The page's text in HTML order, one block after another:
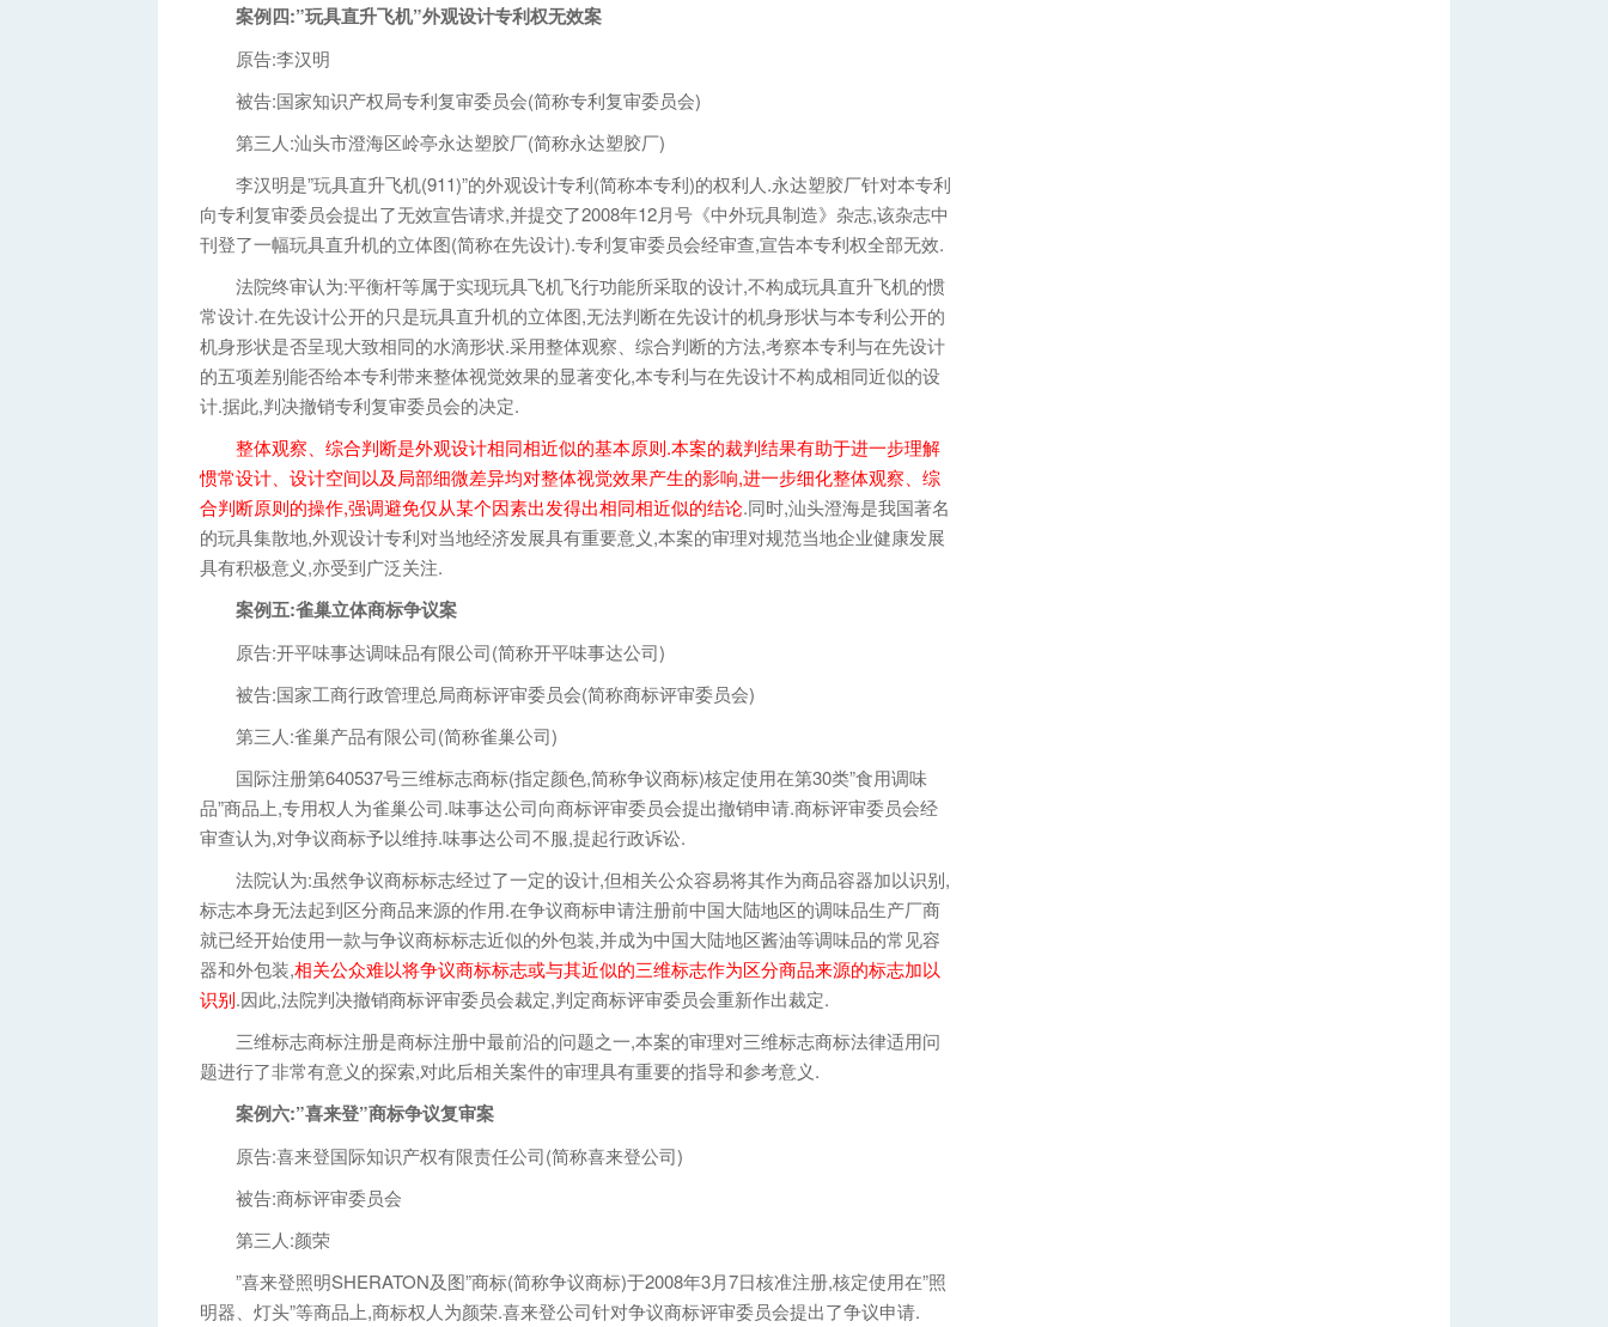
案例四:”玩具直升飞机”外观设计专利权无效案
原告:李汉明
被告:国家知识产权局专利复审委员会(简称专利复审委员会)
第三人:汕头市澄海区岭亭永达塑胶厂(简称永达塑胶厂)
李汉明是”玩具直升飞机(911)”的外观设计专利(简称本专利)的权利人.永达塑胶厂针对本专利
向专利复审委员会提出了无效宣告请求,并提交了2008年12月号《中外玩具制造》杂志,该杂志中
刊登了一幅玩具直升机的立体图(简称在先设计).专利复审委员会经审查,宣告本专利权全部无效.
法院终审认为:平衡杆等属于实现玩具飞机飞行功能所采取的设计,不构成玩具直升飞机的惯
常设计.在先设计公开的只是玩具直升机的立体图,无法判断在先设计的机身形状与本专利公开的
机身形状是否呈现大致相同的水滴形状.采用整体观察、综合判断的方法,考察本专利与在先设计
的五项差别能否给本专利带来整体视觉效果的显著变化,本专利与在先设计不构成相同近似的设
计.据此,判决撤销专利复审委员会的决定.
整体观察、综合判断是外观设计相同相近似的基本原则.本案的裁判结果有助于进一步理解
惯常设计、设计空间以及局部细微差异均对整体视觉效果产生的影响,进一步细化整体观察、综
合判断原则的操作,强调避免仅从某个因素出发得出相同相近似的结论.同时,汕头澄海是我国著名
的玩具集散地,外观设计专利对当地经济发展具有重要意义,本案的审理对规范当地企业健康发展
具有积极意义,亦受到广泛关注.
案例五:雀巢立体商标争议案
原告:开平味事达调味品有限公司(简称开平味事达公司)
被告:国家工商行政管理总局商标评审委员会(简称商标评审委员会)
第三人:雀巢产品有限公司(简称雀巢公司)
国际注册第640537号三维标志商标(指定颜色,简称争议商标)核定使用在第30类”食用调味
品”商品上,专用权人为雀巢公司.味事达公司向商标评审委员会提出撤销申请.商标评审委员会经
审查认为,对争议商标予以维持.味事达公司不服,提起行政诉讼.
法院认为:虽然争议商标标志经过了一定的设计,但相关公众容易将其作为商品容器加以识别,
标志本身无法起到区分商品来源的作用.在争议商标申请注册前中国大陆地区的调味品生产厂商
就已经开始使用一款与争议商标标志近似的外包装,并成为中国大陆地区酱油等调味品的常见容
器和外包装,相关公众难以将争议商标标志或与其近似的三维标志作为区分商品来源的标志加以
识别.因此,法院判决撤销商标评审委员会裁定,判定商标评审委员会重新作出裁定.
三维标志商标注册是商标注册中最前沿的问题之一,本案的审理对三维标志商标法律适用问
题进行了非常有意义的探索,对此后相关案件的审理具有重要的指导和参考意义.
案例六:”喜来登”商标争议复审案
原告:喜来登国际知识产权有限责任公司(简称喜来登公司)
被告:商标评审委员会
第三人:颜荣
”喜来登照明SHERATON及图”商标(简称争议商标)于2008年3月7日核准注册,核定使用在”照
明器、灯头”等商品上,商标权人为颜荣.喜来登公司针对争议商标评审委员会提出了争议申请.